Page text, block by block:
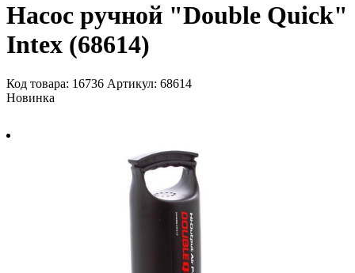
Насос ручной "Double Quick"
Intex (68614)
Код товара: 16736 Артикул: 68614
Новинка